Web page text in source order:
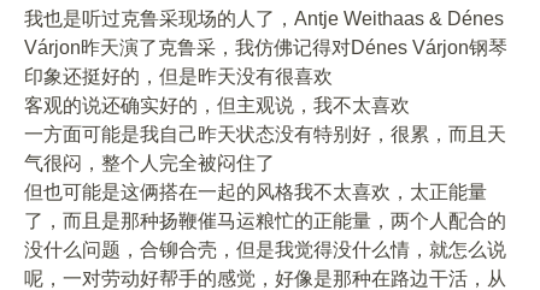
我也是听过克鲁采现场的人了，Antje Weithaas & Dénes
Várjon昨天演了克鲁采，我仿佛记得对Dénes Várjon钢琴
印象还挺好的，但是昨天没有很喜欢
客观的说还确实好的，但主观说，我不太喜欢
一方面可能是我自己昨天状态没有特别好，很累，而且天
气很闷，整个人完全被闷住了
但也可能是这俩搭在一起的风格我不太喜欢，太正能量
了，而且是那种扬鞭催马运粮忙的正能量，两个人配合的
没什么问题，合铆合壳，但是我觉得没什么情，就怎么说
呢，一对劳动好帮手的感觉，好像是那种在路边干活，从